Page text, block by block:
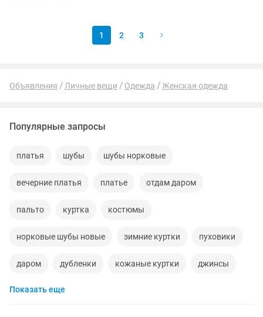
1 2 3
Объявления Личные вещи Одежда Женская одежда
Популярные запросы
платья шубы шубы норковые
вечерние платья платье отдам даром
пальто куртка костюмы
норковые шубы новые зимние куртки пуховики
даром дубленки кожаные куртки джинсы
шубы мутон
Показать еще